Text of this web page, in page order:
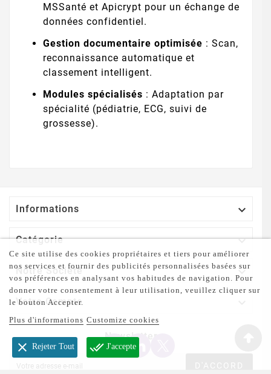
MSSanté et Apicrypt pour un échange de
données confidentiel.
Gestion documentaire optimisée : Scan,
reconnaissance automatique et
classement intelligent.
Modules spécialisés : Adaptation par
spécialité (pédiatrie, ECG, suivi de
grossesse).
Informations 
Catégorie 
Notre Société 
Votre Compte
Newsletter
Ce site utilise des cookies propriétaires et tiers pour améliorer
nos services et fournir des publicités personnalisées basées sur
vos préférences en analysant vos habitudes de navigation. Pour
donner votre consentement à leur utilisation, veuillez cliquer sur
le bouton Accepter.
Plus d'informations Customize cookies
clear Rejeter Tout done_all J'accepte